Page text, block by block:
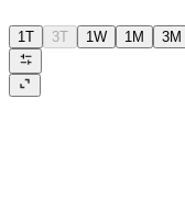
1T 3T 1W 1M 3M